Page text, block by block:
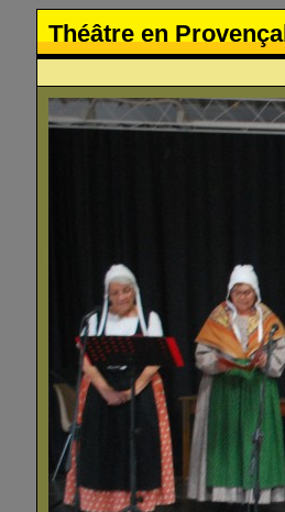
Théâtre en